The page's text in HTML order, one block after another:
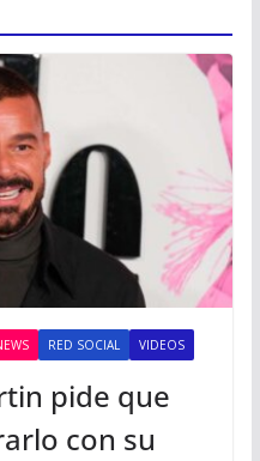
RED SOCIAL VIDEOS
pide que
con su